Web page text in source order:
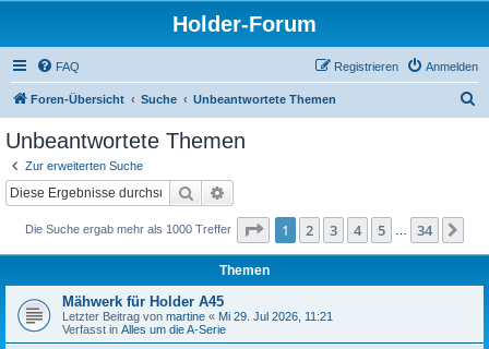
Holder-Forum
FAQ Anmelden
Registrieren
Foren-Übersicht Suche Unbeantwortete Themen
Unbeantwortete Themen
Zur erweiterten Suche
Suche
Die Suche ergab mehr als 1000 Treffer Seite 1von 34
1 2 3 4 5 34
Themen
Mähwerk für Holder A45
Letzter Beitrag von martine « Mi 29. Jul 2026, 11:21
Verfasst in Alles um die A-Serie